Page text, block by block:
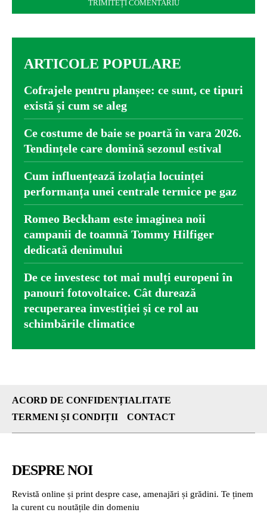
ARTICOLE POPULARE
Cofrajele pentru planșee: ce sunt, ce tipuri
există și cum se aleg
Ce costume de baie se poartă în vara 2026.
Tendințele care domină sezonul estival
Cum influențează izolația locuinței
performanța unei centrale termice pe gaz
Romeo Beckham este imaginea noii
campanii de toamnă Tommy Hilfiger
dedicată denimului
De ce investesc tot mai mulți europeni în
panouri fotovoltaice. Cât durează
recuperarea investiției și ce rol au
schimbările climatice
ACORD DE CONFIDENȚIALITATE
TERMENI ȘI CONDIȚII
CONTACT
DESPRE NOI
Revistă online și print despre case, amenajări și grădini. Te ținem
la curent cu noutățile din domeniu